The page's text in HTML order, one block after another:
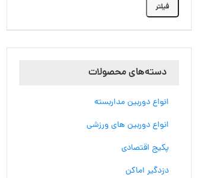
فیلتر
دسته‌های محصولات
انواع دوربین مداربسته
انواع دوربین های ورزشی
پکیج اقتصادی
دزدگیر اماکن